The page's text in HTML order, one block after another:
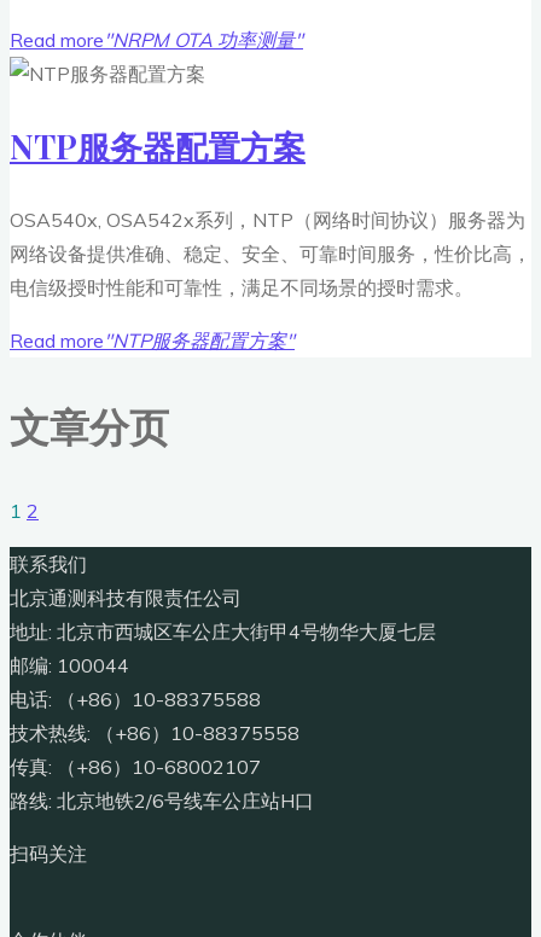
Read more "NRPM OTA 功率测量"
NTP服务器配置方案
OSA540x, OSA542x系列，NTP（网络时间协议）服务器为
网络设备提供准确、稳定、安全、可靠时间服务，性价比高，
电信级授时性能和可靠性，满足不同场景的授时需求。
Read more "NTP服务器配置方案"
文章分页
1 2
联系我们
北京通测科技有限责任公司
地址: 北京市西城区车公庄大街甲4号物华大厦七层
邮编: 100044
电话: （+86）10-88375588
技术热线: （+86）10-88375558
传真: （+86）10-68002107
路线: 北京地铁2/6号线车公庄站H口
扫码关注